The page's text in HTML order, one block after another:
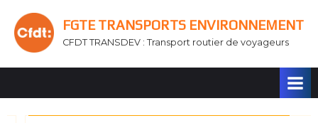
content
FGTE TRANSPORTS ENVIRONNEMENT
CFDT TRANSDEV : Transport routier de voyageurs